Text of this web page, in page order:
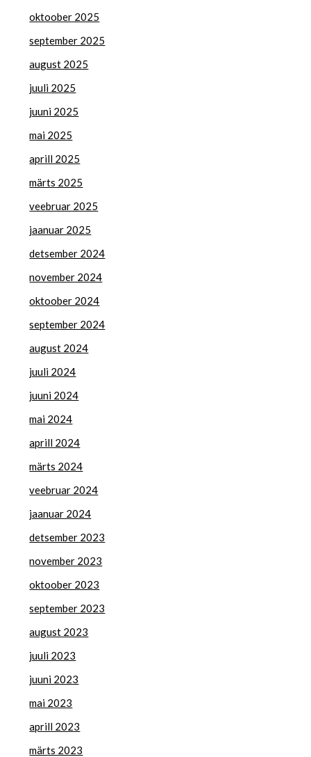
oktoober 2025
september 2025
august 2025
juuli 2025
juuni 2025
mai 2025
aprill 2025
märts 2025
veebruar 2025
jaanuar 2025
detsember 2024
november 2024
oktoober 2024
september 2024
august 2024
juuli 2024
juuni 2024
mai 2024
aprill 2024
märts 2024
veebruar 2024
jaanuar 2024
detsember 2023
november 2023
oktoober 2023
september 2023
august 2023
juuli 2023
juuni 2023
mai 2023
aprill 2023
märts 2023